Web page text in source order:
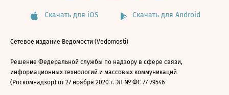
Скачать для iOS Скачать для Android
Сетевое издание Ведомости (Vedomosti)
Решение Федеральной службы по надзору в сфере связи,
информационных технологий и массовых коммуникаций
(Роскомнадзор) от 27 ноября 2020 г. ЭЛ № ФС 77-79546